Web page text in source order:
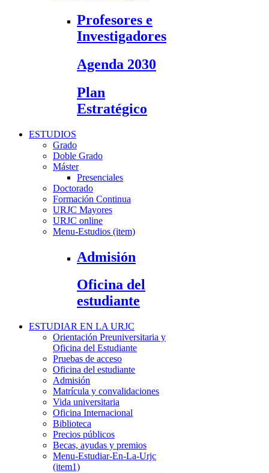
Profesores e
Investigadores
Agenda 2030
Plan
Estratégico
ESTUDIOS
Grado
Doble Grado
Máster
Presenciales
Doctorado
Formación Continua
URJC Mayores
URJC online
Menu-Estudios (item)
Admisión
Oficina del
estudiante
ESTUDIAR EN LA URJC
Orientación Preuniversitaria y
Oficina del Estudiante
Pruebas de acceso
Oficina del estudiante
Admisión
Matrícula y convalidaciones
Vida universitaria
Oficina Internacional
Biblioteca
Precios públicos
Becas, ayudas y premios
Menu-Estudiar-En-La-Urjc
(item1)